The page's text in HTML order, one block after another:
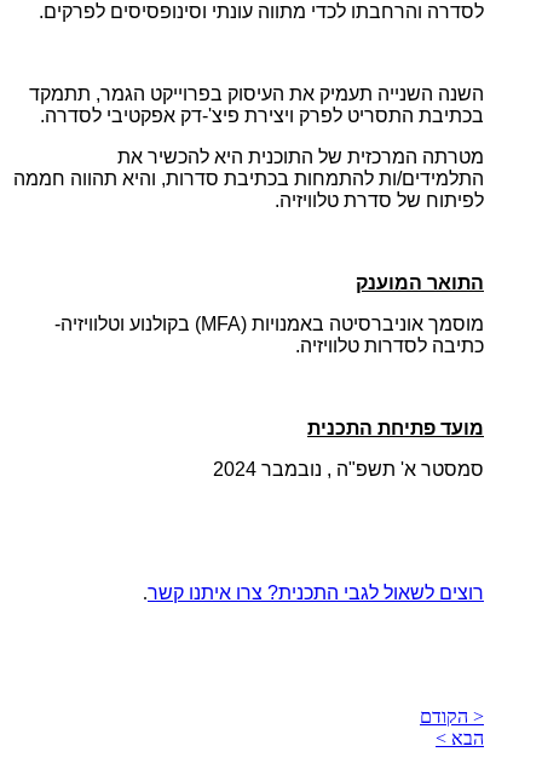
לסדרה והרחבתו לכדי מתווה עונתי וסינופסיסים לפרקים.
השנה השנייה תעמיק את העיסוק בפרוייקט הגמר, תתמקד
בכתיבת התסריט לפרק ויצירת פיצ'-דק אפקטיבי לסדרה.
מטרתה המרכזית של התוכנית היא להכשיר את
התלמידים/ות להתמחות בכתיבת סדרות, והיא תהווה חממה
לפיתוח של סדרת טלוויזיה.
התואר המוענק
מוסמך אוניברסיטה באמנויות (MFA) בקולנוע וטלוויזיה-
כתיבה לסדרות טלוויזיה.
מועד פתיחת התכנית
סמסטר א' תשפ"ה , נובמבר 2024
רוצים לשאול לגבי התכנית? צרו איתנו קשר.
< הקודם
הבא >